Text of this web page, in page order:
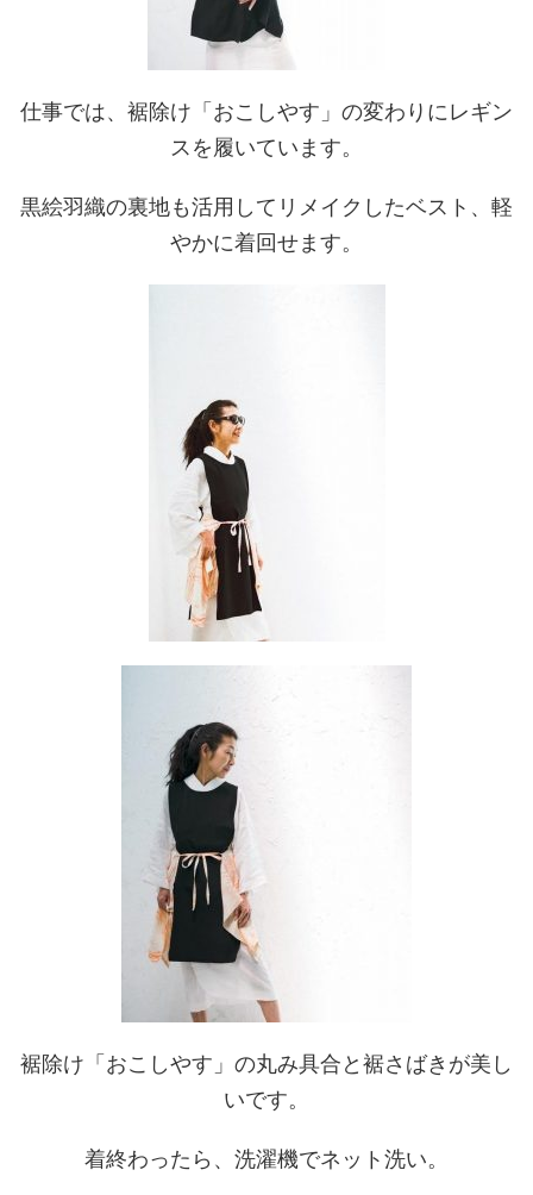
仕事では、裾除け「おこしやす」の変わりにレギン
スを履いています。
黒絵羽織の裏地も活用してリメイクしたベスト、軽
やかに着回せます。
裾除け「おこしやす」の丸み具合と裾さばきが美し
いです。
着終わったら、洗濯機でネット洗い。